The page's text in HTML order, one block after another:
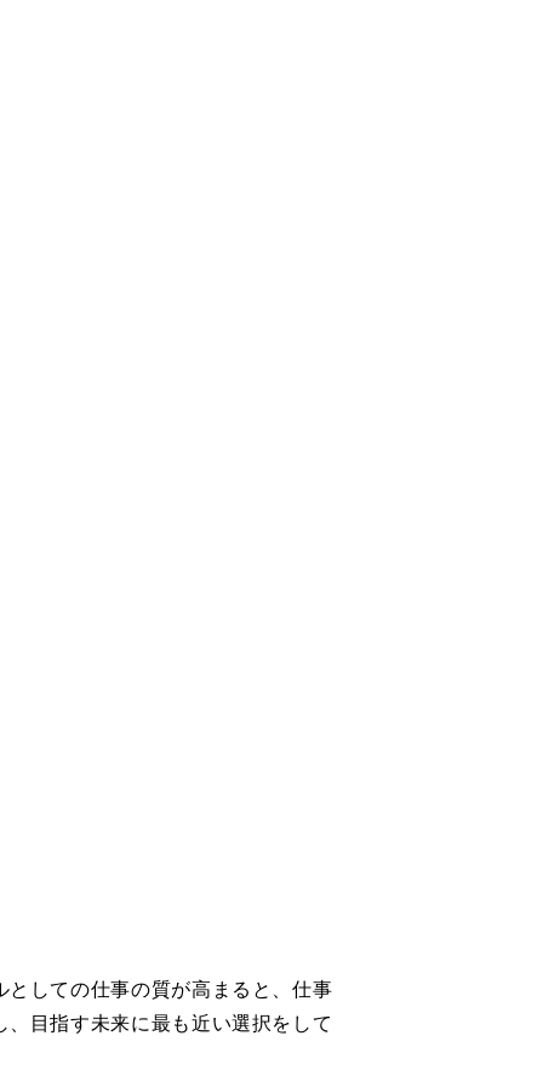
しての仕事の質が高まると、仕事
目指す未来に最も近い選択をして